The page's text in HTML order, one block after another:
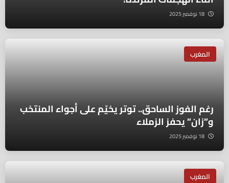
المغرب
رغم الفوز الساحق.. توتر يخيّم على أجواء المنتخب
و”زان” يحفز الزملاء
المغرب